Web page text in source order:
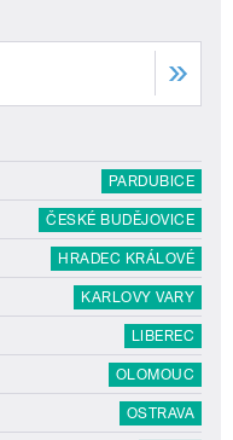
PARDUBICE
ČESKÉ BUDĚJOVICE
HRADEC KRÁLOVÉ
KARLOVY VARY
LIBEREC
OLOMOUC
OSTRAVA